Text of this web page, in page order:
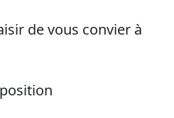
de vous convier à